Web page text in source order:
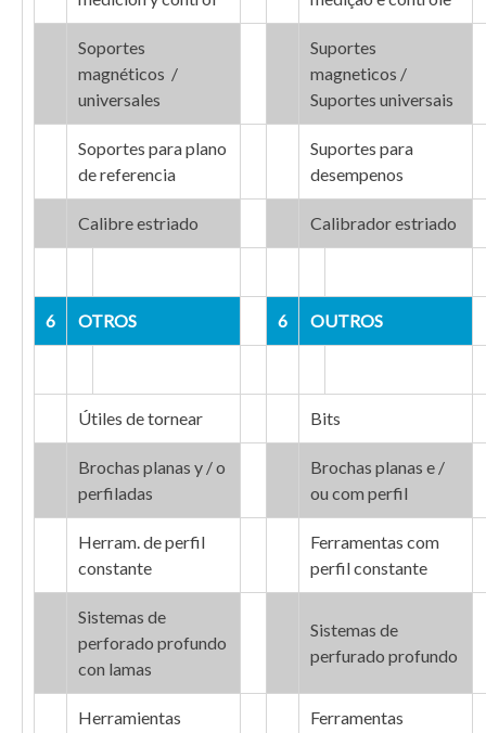
Soportes
magnéticos /
universales
Suportes
magneticos /
Suportes universais
Soportes para plano
de referencia
Suportes para
desempenos
Calibre estriado Calibrador estriado
6 OTROS 6 OUTROS
Útiles de tornear Bits
Brochas planas y / o
perfiladas
Brochas planas e /
ou com perfil
Herram. de perfil
constante
Ferramentas com
perfil constante
Sistemas de
perforado profundo
con lamas
Sistemas de
perfurado profundo
Herramientas Ferramentas